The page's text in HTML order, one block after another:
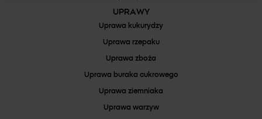
UPRAWY
Uprawa kukurydzy
Uprawa rzepaku
Uprawa zboża
Uprawa buraka cukrowego
Uprawa ziemniaka
Uprawa warzyw